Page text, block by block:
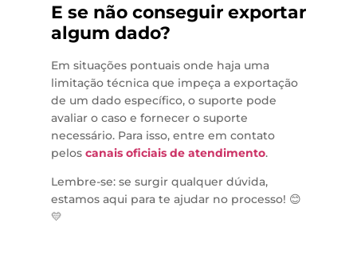
E se não conseguir exportar
algum dado?
Em situações pontuais onde haja uma
limitação técnica que impeça a exportação
de um dado específico, o suporte pode
avaliar o caso e fornecer o suporte
necessário. Para isso, entre em contato
pelos canais oficiais de atendimento.
Lembre-se: se surgir qualquer dúvida,
estamos aqui para te ajudar no processo! 😊
💛